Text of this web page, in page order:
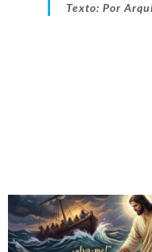
Texto: Por